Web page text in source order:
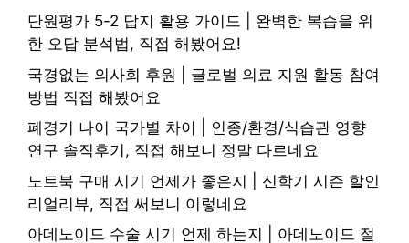
단원평가 5-2 답지 활용 가이드 | 완벽한 복습을 위
한 오답 분석법, 직접 해봤어요!
국경없는 의사회 후원 | 글로벌 의료 지원 활동 참여
방법 직접 해봤어요
폐경기 나이 국가별 차이 | 인종/환경/식습관 영향
연구 솔직후기, 직접 해보니 정말 다르네요
노트북 구매 시기 언제가 좋은지 | 신학기 시즌 할인
리얼리뷰, 직접 써보니 이렇네요
아데노이드 수술 시기 언제 하는지 | 아데노이드 절